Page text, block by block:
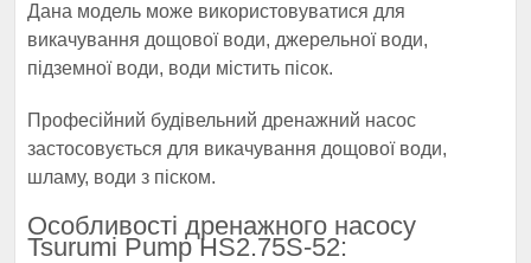
Дана модель може використовуватися для
викачування дощової води, джерельної води,
підземної води, води містить пісок.
Професійний будівельний дренажний насос
застосовується для викачування дощової води,
шламу, води з піском.
Особливості дренажного насосу
Tsurumi Pump HS2.75S-52: